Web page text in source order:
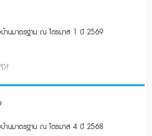
บ้านมาตรฐาน ณ ไตรมาส 1 ปี 2569
บ้านมาตรฐาน ณ ไตรมาส 4 ปี 2568